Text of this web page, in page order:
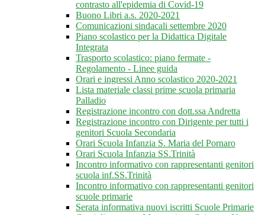
contrasto all'epidemia di Covid-19
Buono Libri a.s. 2020-2021
Comunicazioni sindacali settembre 2020
Piano scolastico per la Didattica Digitale
Integrata
Trasporto scolastico: piano fermate -
Regolamento - Linee guida
Orari e ingressi Anno scolastico 2020-2021
Lista materiale classi prime scuola primaria
Palladio
Registrazione incontro con dott.ssa Andretta
Registrazione incontro con Dirigente per tutti i
genitori Scuola Secondaria
Orari Scuola Infanzia S. Maria del Pornaro
Orari Scuola Infanzia SS.Trinità
Incontro informativo con rappresentanti genitori
scuola inf.SS.Trinità
Incontro informativo con rappresentanti genitori
scuole primarie
Serata informativa nuovi iscritti Scuole Primarie